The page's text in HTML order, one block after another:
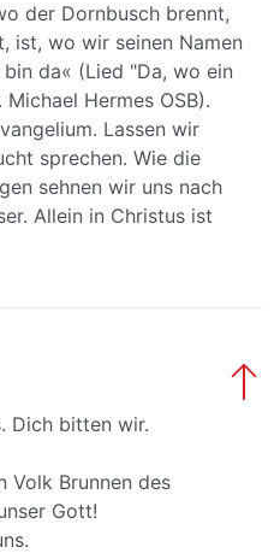
der Dornbusch brennt,
ist, wo wir seinen Namen
da« (Lied "Da, wo ein
Hermes OSB).
Lassen wir
sprechen. Wie die
sehnen wir uns nach
Allein in Christus ist
Dich bitten wir.
Volk Brunnen des
Gott!